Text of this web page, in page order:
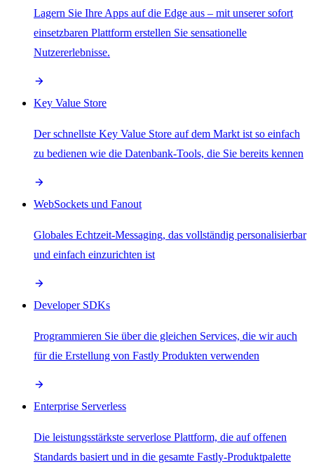
Lagern Sie Ihre Apps auf die Edge aus – mit unserer sofort
einsetzbaren Plattform erstellen Sie sensationelle
Nutzererlebnisse.
Key Value Store
Der schnellste Key Value Store auf dem Markt ist so einfach
zu bedienen wie die Datenbank-Tools, die Sie bereits kennen
WebSockets und Fanout
Globales Echtzeit-Messaging, das vollständig personalisierbar
und einfach einzurichten ist
Developer SDKs
Programmieren Sie über die gleichen Services, die wir auch
für die Erstellung von Fastly Produkten verwenden
Enterprise Serverless
Die leistungsstärkste serverlose Plattform, die auf offenen
Standards basiert und in die gesamte Fastly-Produktpalette